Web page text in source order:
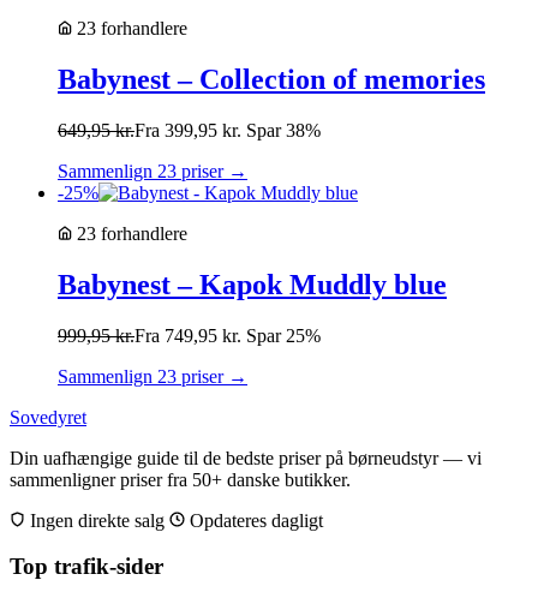
23 forhandlere
Babynest – Collection of memories
649,95kr.Fra 399,95 kr. Spar 38%
Sammenlign 23 priser →
-25%
23 forhandlere
Babynest – Kapok Muddly blue
999,95kr.Fra 749,95 kr. Spar 25%
Sammenlign 23 priser →
Sovedyret
Din uafhængige guide til de bedste priser på børneudstyr — vi
sammenligner priser fra 50+ danske butikker.
Ingen direkte salg
Opdateres dagligt
Top trafik-sider